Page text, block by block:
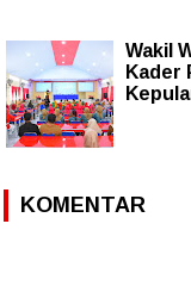
Wakil
Kader
KOMENTAR